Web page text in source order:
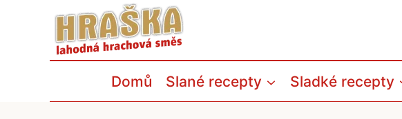
Domů Slané recepty Sladké recepty